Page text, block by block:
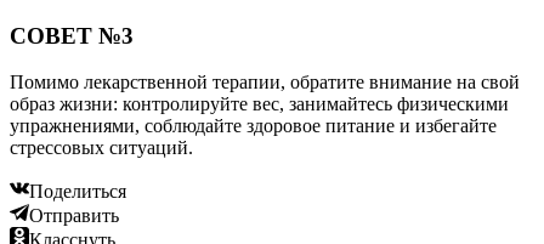
СОВЕТ №3
Помимо лекарственной терапии, обратите внимание на свой
образ жизни: контролируйте вес, занимайтесь физическими
упражнениями, соблюдайте здоровое питание и избегайте
стрессовых ситуаций.
Поделиться
Отправить